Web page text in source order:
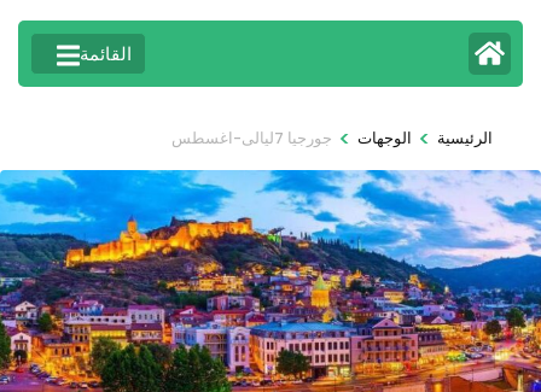
القائمة
الرئيسية > الوجهات > جورجيا 7ليالى-اغسطس